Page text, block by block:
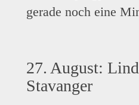
gerade noch eine
27. August:
Stavanger